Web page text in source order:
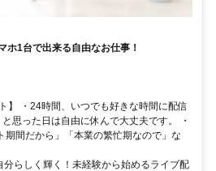
ホ1台で出来る自由なお仕事！
】 ・24時間、いつでも好きな時間に配信
思った日は自由に休んで大丈夫です。 ・
期間だから」「本業の繁忙期なので」な
らしく輝く！未経験から始めるライブ配